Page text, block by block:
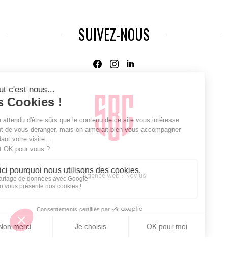
SUIVEZ-NOUS
Agence web:Novius